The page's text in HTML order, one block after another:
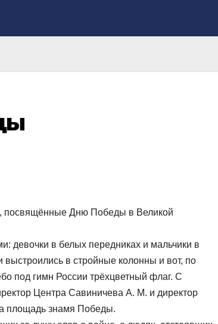
посвящённые Дню Победы в Великой
девочки в белых передниках и мальчики в
в стройные колонны и вот, по
под гимн России трёхцветный флаг. С
Центра Савиничева А. М. и директор
площадь знамя Победы.